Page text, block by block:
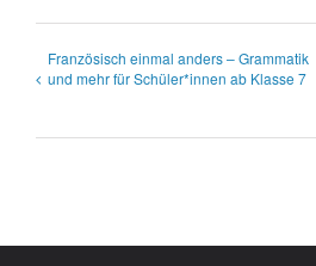
Französisch einmal anders – Grammatik
und mehr für Schüler*innen ab Klasse 7